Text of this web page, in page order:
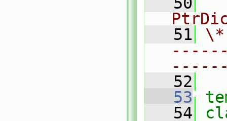
   51
   52
   53
   54